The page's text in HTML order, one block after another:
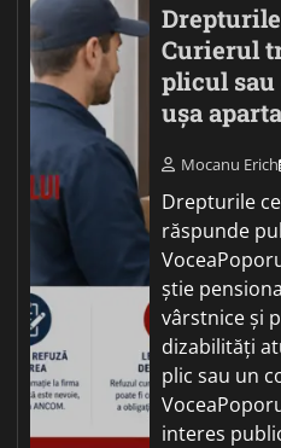
Curierul
plicul sau
ușa
Mocanu Erich
Drepturile
răspunde
știe
vârstnice și
dizabilități
plic sau un
interes